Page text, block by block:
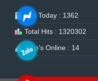
Hits Today : 1362
Total Hits : 1320302
Who's Online : 14